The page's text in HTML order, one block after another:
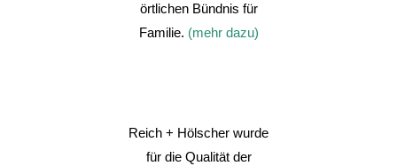
örtlichen Bündnis für
Familie. (mehr dazu)
Reich + Hölscher wurde
für die Qualität der